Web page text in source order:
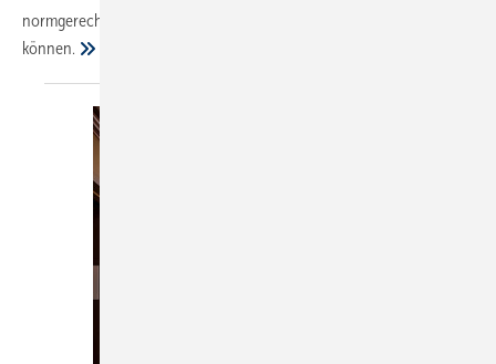
normgerecht und gleichzeitig wirtschaftlich abgeschottet werden
können.